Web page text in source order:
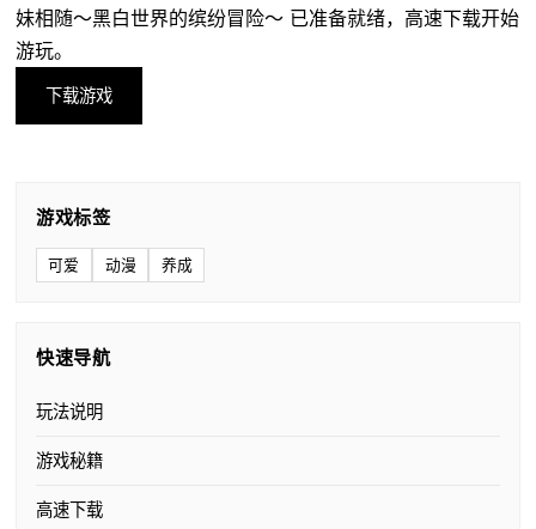
妹相随～黑白世界的缤纷冒险～ 已准备就绪，高速下载开始
游玩。
下载游戏
游戏标签
可爱 动漫 养成
快速导航
玩法说明
游戏秘籍
高速下载